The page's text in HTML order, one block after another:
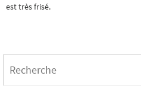
est très frisé.